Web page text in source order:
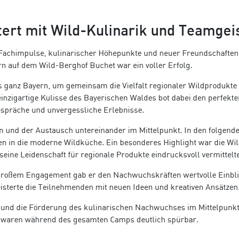
mit Wild-Kulinarik und
kulinarischer Höhepunkte und neuer
auf dem Wild-Berghof Buchet war ein voller Erfolg.
ganz Bayern, um gemeinsam die Vielfalt regionaler
Kulisse des Bayerischen Waldes bot dabei den
und unvergessliche Erlebnisse.
der Austausch untereinander im Mittelpunkt. In den
die moderne Wildküche. Ein besonderes Highlight war die
Leidenschaft für regionale Produkte eindrucksvoll
Engagement gab er den Nachwuchskräften wertvolle
die Teilnehmenden mit neuen Ideen und kreativen Ansätzen.
die Förderung des kulinarischen Nachwuchses im
während des gesamten Camps deutlich spürbar.